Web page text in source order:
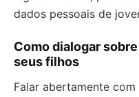
dados pessoais de
Como dialogar
seus filhos
Falar abertamente